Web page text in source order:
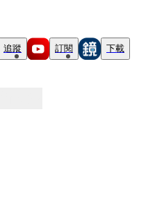
追蹤 訂閱 下載